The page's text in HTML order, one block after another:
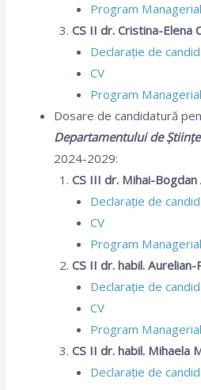
Program Managerial
CS II dr. Cristina-Elena
Declarație de
CV
Program Managerial
Dosare de candidatură
Departamentului de
2024-2029:
CS III dr. Mihai-
Declarație de
CV
Program Managerial
CS II dr. habil.
Declarație de
CV
Program Managerial
CS II dr. habil. Mihaela
Declarație de